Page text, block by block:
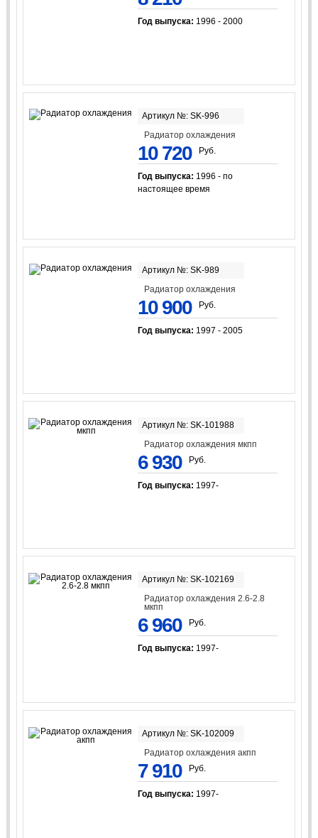
Год выпуска: 1996 - 2000
Артикул №: SK-996
Радиатор охлаждения
10 720 Руб.
Год выпуска: 1996 - по
настоящее время
Артикул №: SK-989
Радиатор охлаждения
10 900 Руб.
Год выпуска: 1997 - 2005
Артикул №: SK-101988
Радиатор охлаждения мкпп
6 930 Руб.
Год выпуска: 1997-
Артикул №: SK-102169
Радиатор охлаждения 2.6-2.8
мкпп
6 960 Руб.
Год выпуска: 1997-
Артикул №: SK-102009
Радиатор охлаждения акпп
7 910 Руб.
Год выпуска: 1997-